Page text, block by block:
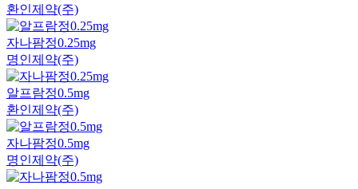
환인제약(주)
자나팜정0.25mg
명인제약(주)
알프람정0.5mg
환인제약(주)
자나팜정0.5mg
명인제약(주)